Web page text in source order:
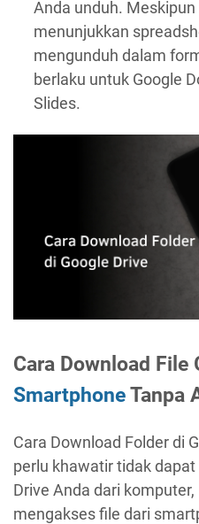
Anda unduh.
menunjukkan
mengunduh dalam
berlaku untuk Google
Slides.
Cara Download File
SmartphoneTanpa
Cara Download Folder di
perlu khawatir tidak
Drive Anda dari
mengakses file dari